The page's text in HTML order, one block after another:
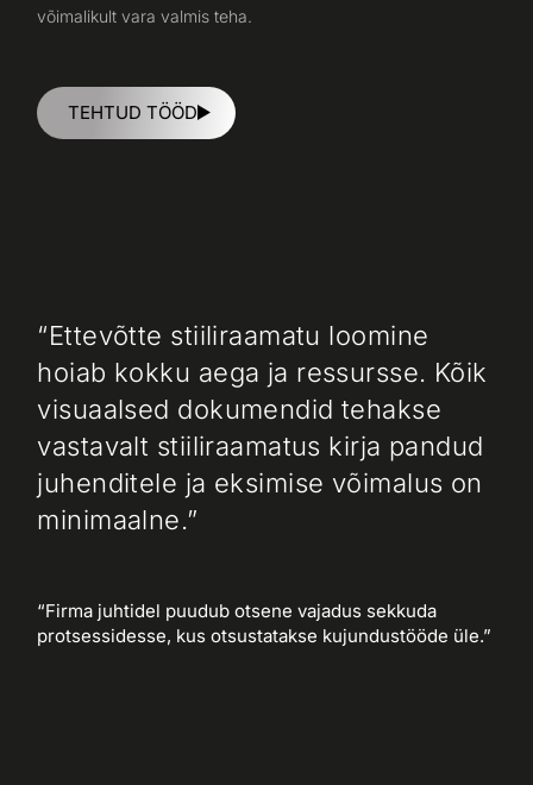
võimalikult vara valmis teha.
TEHTUD TÖÖD
“Ettevõtte stiiliraamatu loomine
hoiab kokku aega ja ressursse. Kõik
visuaalsed dokumendid tehakse
vastavalt stiiliraamatus kirja pandud
juhenditele ja eksimise võimalus on
minimaalne.”
“Firma juhtidel puudub otsene vajadus sekkuda
protsessidesse, kus otsustatakse kujundustööde üle.”